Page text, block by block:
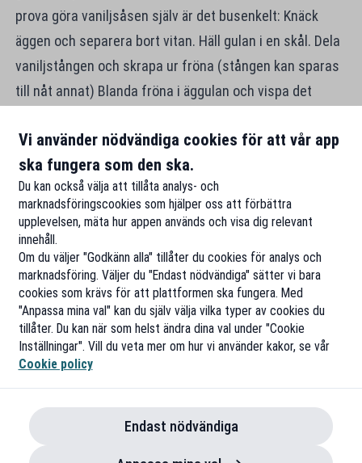
prova göra vaniljsåsen själv är det busenkelt: Knäck
äggen och separera bort vitan. Häll gulan i en skål. Dela
vaniljstången och skrapa ur fröna (stången kan sparas
till nåt annat) Blanda fröna i äggulan och vispa det
andra. Nu har du gjort din egen vaniljsås!
Vi använder nödvändiga cookies för att vår app
ska fungera som den ska.
Du kan också välja att tillåta analys- och
marknadsföringscookies som hjälper oss att förbättra
upplevelsen, mäta hur appen används och visa dig relevant
innehåll.
Om du väljer "Godkänn alla" tillåter du cookies för analys och
marknadsföring. Väljer du "Endast nödvändiga" sätter vi bara
cookies som krävs för att plattformen ska fungera. Med
"Anpassa mina val" kan du själv välja vilka typer av cookies du
tillåter. Du kan när som helst ändra dina val under "Cookie
Inställningar". Vill du veta mer om hur vi använder kakor, se vår
Cookie policy
Endast nödvändiga